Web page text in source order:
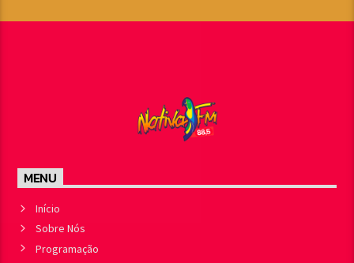
MENU
Início
Sobre Nós
Programação